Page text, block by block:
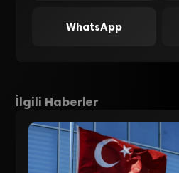
WhatsApp
İlgili Haberler